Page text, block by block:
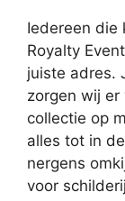
Iedereen die
Royalty
juiste adres.
zorgen wij
collectie op
alles tot in
nergens
voor